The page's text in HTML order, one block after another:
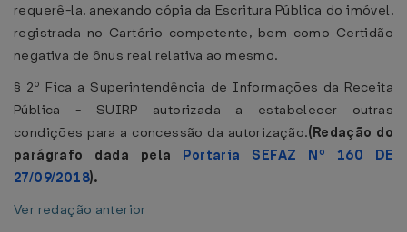
requerê-la, anexando cópia da Escritura Pública do imóvel,
registrada no Cartório competente, bem como Certidão
negativa de ônus real relativa ao mesmo.
§ 2º Fica a Superintendência de Informações da Receita
Pública - SUIRP autorizada a estabelecer outras
condições para a concessão da autorização.(Redação do
parágrafo dada pela Portaria SEFAZ Nº 160 DE
27/09/2018).
Ver redação anterior